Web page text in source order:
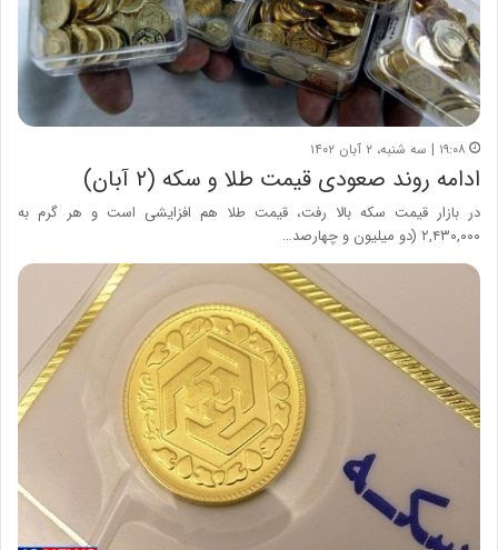
۱۹:۰۸ | سه شنبه، ۲ آبان ۱۴۰۲
ادامه روند صعودی قیمت طلا و سکه (۲ آبان)
در بازار قیمت سکه بالا رفت، قیمت طلا هم افزایشی است و هر گرم به
۲,۴۳۰,۰۰۰ (دو میلیون و چهارصد…